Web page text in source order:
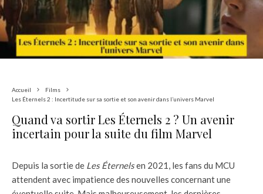
Accueil
Films
Les Éternels 2 : Incertitude sur sa sortie et son avenir dans l’univers Marvel
Quand va sortir Les Éternels 2 ? Un avenir
incertain pour la suite du film Marvel
Depuis la sortie de Les Éternelsen 2021, les fans du MCU
attendent avec impatience des nouvelles concernant une